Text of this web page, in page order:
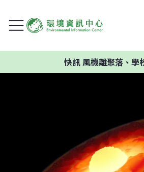
快訊風機離聚落、學校